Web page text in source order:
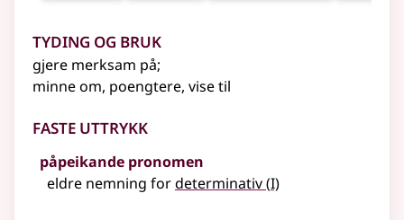
Tyding og bruk
gjere merksam på;
minne om, poengtere, vise til
Faste uttrykk
påpeikande pronomen
eldre nemning fordeterminativ(1
I)